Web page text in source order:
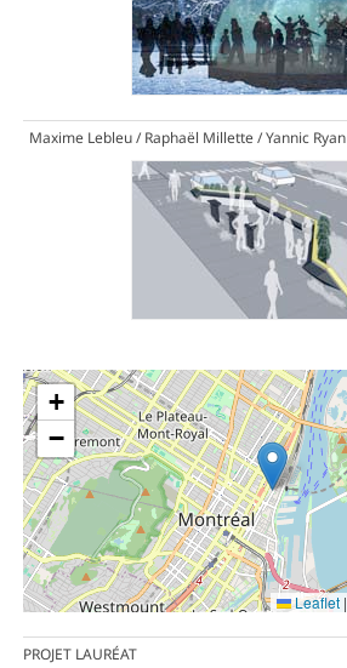
Maxime Lebleu / Raphaël Millette / Yannic Ryan
+
−
Leaflet |
PROJET LAURÉAT